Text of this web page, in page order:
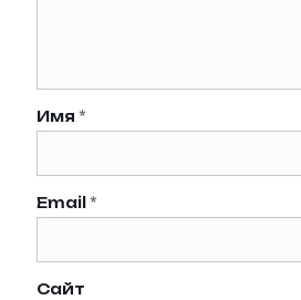
Имя *
Email *
Сайт